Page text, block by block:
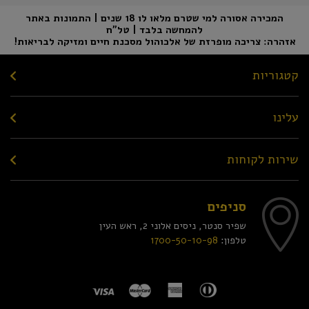
המכירה אסורה למי שטרם מלאו לו 18 שנים | התמונות באתר
להמחשה בלבד | טל"ח
אזהרה: צריכה מופרזת של אלכוהול מסכנת חיים ומזיקה לבריאות!
קטגוריות
עלינו
שירות לקוחות
סניפים
שפיר סנטר, ניסים אלוני 2, ראש העין
טלפון: 1700-50-10-98